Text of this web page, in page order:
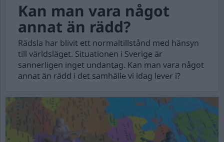
Kan man vara något
annat än rädd?
Rädsla har blivit ett normaltillstånd med hänsyn
till världsläget. Situationen i Sverige är
sannerligen inget undantag. Kan man vara något
annat än rädd i det samhälle vi idag lever i?